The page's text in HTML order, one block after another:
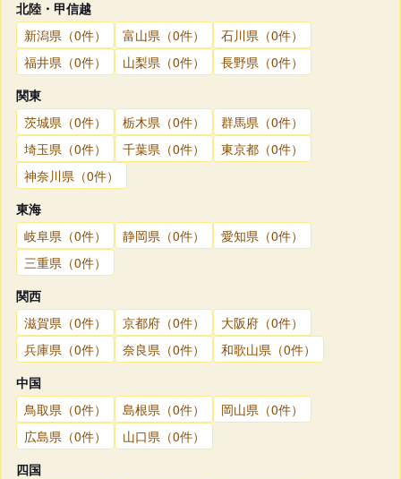
北陸・甲信越
新潟県（0件）
富山県（0件）
石川県（0件）
福井県（0件）
山梨県（0件）
長野県（0件）
関東
茨城県（0件）
栃木県（0件）
群馬県（0件）
埼玉県（0件）
千葉県（0件）
東京都（0件）
神奈川県（0件）
東海
岐阜県（0件）
静岡県（0件）
愛知県（0件）
三重県（0件）
関西
滋賀県（0件）
京都府（0件）
大阪府（0件）
兵庫県（0件）
奈良県（0件）
和歌山県（0件）
中国
鳥取県（0件）
島根県（0件）
岡山県（0件）
広島県（0件）
山口県（0件）
四国